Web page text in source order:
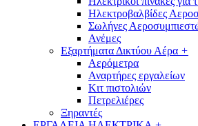
Ηλεκτροβαλβίδες
Σωλήνες
Ανέμες
Εξαρτήματα Δικτύου Αέρα +
Αερόμετρα
Αναρτήρες εργαλείων
Κιτ πιστολιών
Πετρελιέρες
Ξηραντές